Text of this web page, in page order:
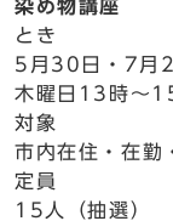
染め物講座
とき
5月30日・7月
木曜日13時～
対象
市内在住・在勤
定員
15人（抽選）